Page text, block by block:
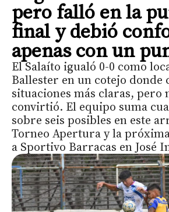
pero falló en la
final y debió
apenas con un
El Salaíto igualó 0-0 como
Ballester en un cotejo donde
situaciones más claras, pero
convirtió. El equipo suma
sobre seis posibles en este
Torneo Apertura y la
a Sportivo Barracas en José